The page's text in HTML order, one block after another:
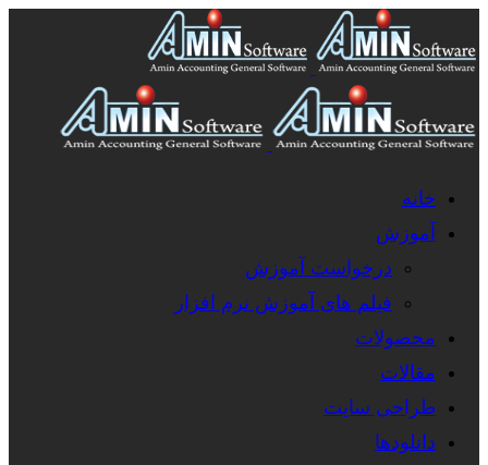
خانه
آموزش
درخواست آموزش
فیلم های آموزش نرم افزار
محصولات
مقالات
طراحی سایت
دانلودها